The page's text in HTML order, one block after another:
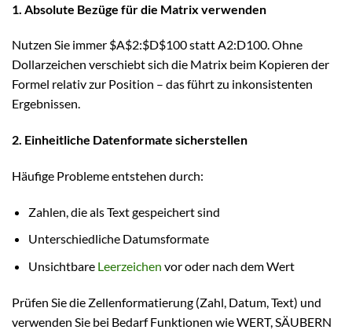
1. Absolute Bezüge für die Matrix verwenden
Nutzen Sie immer $A$2:$D$100 statt A2:D100. Ohne
Dollarzeichen verschiebt sich die Matrix beim Kopieren der
Formel relativ zur Position – das führt zu inkonsistenten
Ergebnissen.
2. Einheitliche Datenformate sicherstellen
Häufige Probleme entstehen durch:
Zahlen, die als Text gespeichert sind
Unterschiedliche Datumsformate
Unsichtbare Leerzeichen vor oder nach dem Wert
Prüfen Sie die Zellenformatierung (Zahl, Datum, Text) und
verwenden Sie bei Bedarf Funktionen wie WERT, SÄUBERN